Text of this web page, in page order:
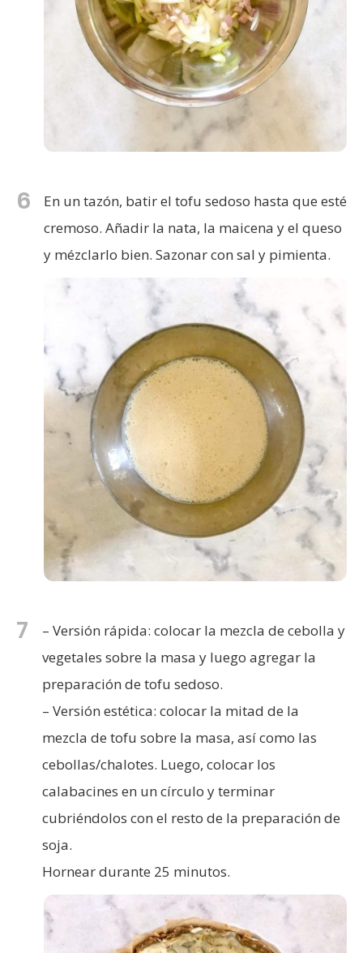
6
En un tazón, batir el tofu sedoso hasta que esté
cremoso. Añadir la nata, la maicena y el queso
y mézclarlo bien. Sazonar con sal y pimienta.
7
– Versión rápida: colocar la mezcla de cebolla y
vegetales sobre la masa y luego agregar la
preparación de tofu sedoso.
– Versión estética: colocar la mitad de la
mezcla de tofu sobre la masa, así como las
cebollas/chalotes. Luego, colocar los
calabacines en un círculo y terminar
cubriéndolos con el resto de la preparación de
soja.
Hornear durante 25 minutos.